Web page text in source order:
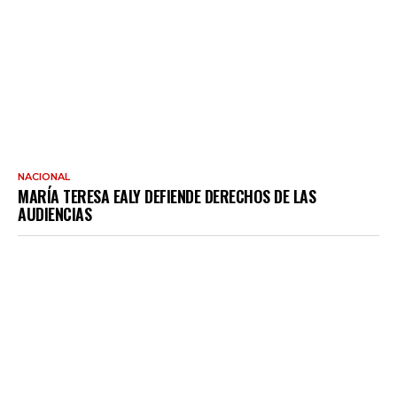
NACIONAL
MARÍA TERESA EALY DEFIENDE DERECHOS DE LAS
AUDIENCIAS